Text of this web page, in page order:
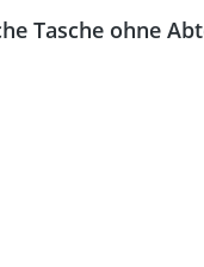
Tasche ohne